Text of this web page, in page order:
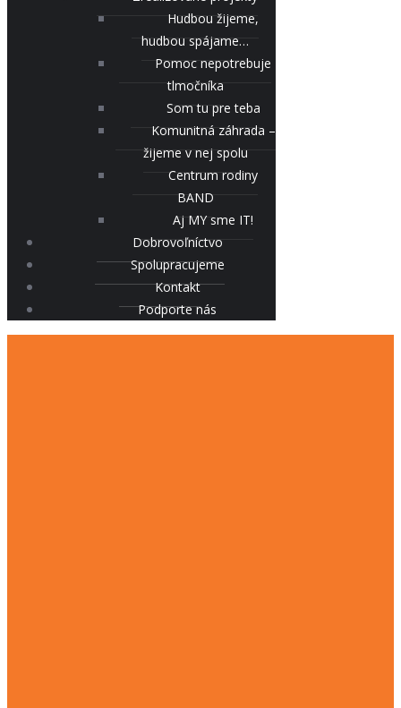
Hudbou žijeme,
hudbou spájame…
Pomoc nepotrebuje
tlmočníka
Som tu pre teba
Komunitná záhrada –
žijeme v nej spolu
Centrum rodiny
BAND
Aj MY sme IT!
Dobrovoľníctvo
Spolupracujeme
Kontakt
Podporte nás